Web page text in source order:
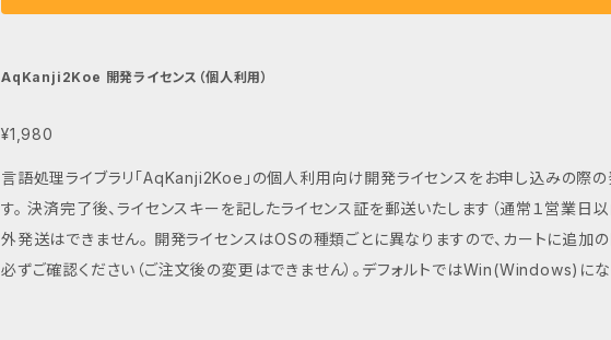
free.html
AqKanji2Koe 開発ライセンス（個人利用）
¥1,980
言語処理ライブラリ「AqKanji2Koe」の個人利用向け開発ライセンスをお申し込みの際
す。 決済完了後、ライセンスキーを記したライセンス証を郵送いたします（通常１営業日以
外発送はできません。 開発ライセンスはOSの種類ごとに異なりますので、カートに追加の際は「種類」を
必ずご確認ください（ご注文後の変更はできません）。デフォルトではWin(Windows)にな